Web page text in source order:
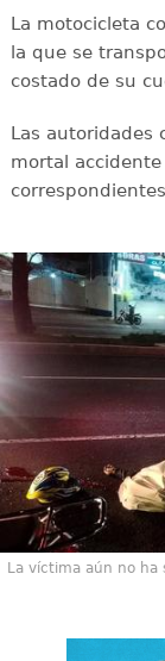
La motocicleta
la que se
costado de su
Las autoridades
mortal
La víctima aún no ha